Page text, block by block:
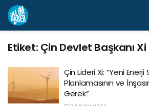
Etiket: Çin Devlet Başkanı
Çin Lideri Xi: “Yeni
Planlamasının ve
Gerek”